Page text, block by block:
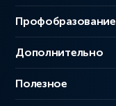
Профобразование
Дополнительно
Полезное